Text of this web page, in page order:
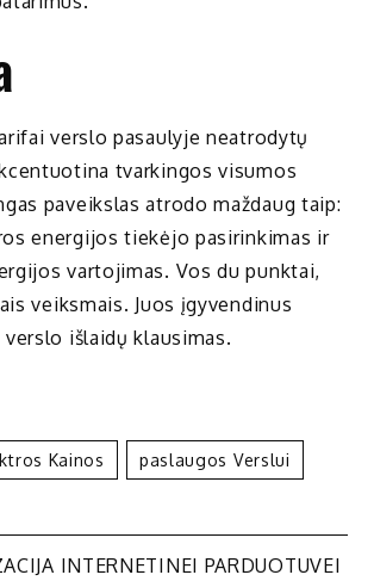
verslo pasaulyje neatrodytų
tvarkingos visumos
paveikslas atrodo maždaug taip:
energijos tiekėjo pasirinkimas ir
vartojimas. Vos du punktai,
veiksmais. Juos įgyvendinus
išlaidų klausimas.
Kainos Paslaugos Verslui
INTERNETINEI PARDUOTUVEI